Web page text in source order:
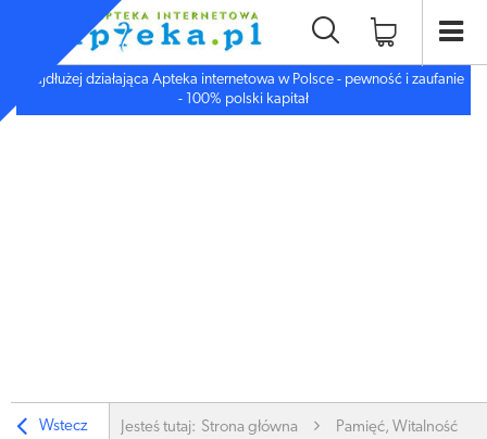
Najdłużej działająca Apteka internetowa w Polsce - pewność i zaufanie
- 100% polski kapitał
Wstecz Jesteś tutaj: Strona główna Pamięć, Witalność